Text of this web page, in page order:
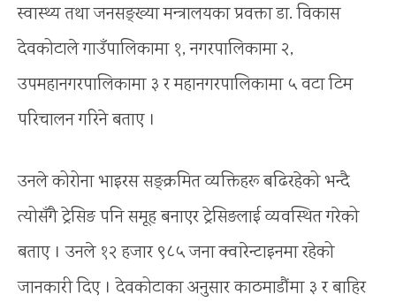
स्वास्थ्य तथा जनसङ्ख्या मन्त्रालयका प्रवक्ता डा. विकास
देवकोटाले गाउँपालिकामा १, नगरपालिकामा २,
उपमहानगरपालिकामा ३ र महानगरपालिकामा ५ वटा टिम
परिचालन गरिने बताए ।
उनले कोरोना भाइरस सङ्क्रमित व्यक्तिहरू बढिरहेको भन्दै
त्योसँगै ट्रेसिङ पनि समूह बनाएर ट्रेसिङलाई व्यवस्थित गरेको
बताए । उनले १२ हजार ९८५ जना क्वारेन्टाइनमा रहेको
जानकारी दिए । देवकोटाका अनुसार काठमाडौंमा ३ र बाहिर